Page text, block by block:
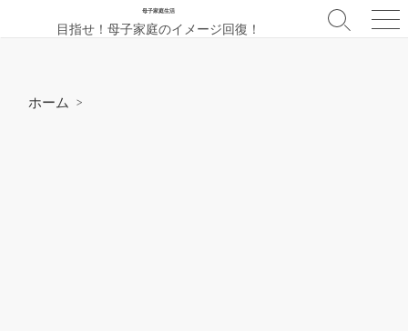
ン
母子家庭生活
目指せ！母子家庭のイメージ回復！
検
メ
ホーム >